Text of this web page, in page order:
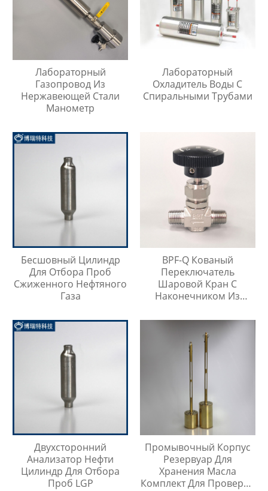
Лабораторный
Газопровод Из
Нержавеющей Стали
Манометр
Лабораторный
Охладитель Воды С
Спиральными Трубами
Бесшовный Цилиндр
Для Отбора Проб
Сжиженного Нефтяного
Газа
BPF-Q Кованый
Переключатель
Шаровой Кран С
Наконечником Из
316
Двухсторонний
Анализатор Нефти
Цилиндр Для Отбора
Проб LGP
Промывочный Корпус
Резервуар Для
Хранения Масла
Комплект Для Проверки